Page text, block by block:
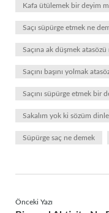
Kafa ütülemek bir deyim
Saçı süpürge etmek ne
Saçına ak düşmek
Saçını başını yolmak
Saçını süpürge etmek bir
Sakalım yok ki sözüm
Süpürge saç ne demek
Önceki Yazı